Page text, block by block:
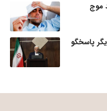
موج
پاسخگو